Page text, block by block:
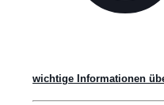
wichtige Informationen